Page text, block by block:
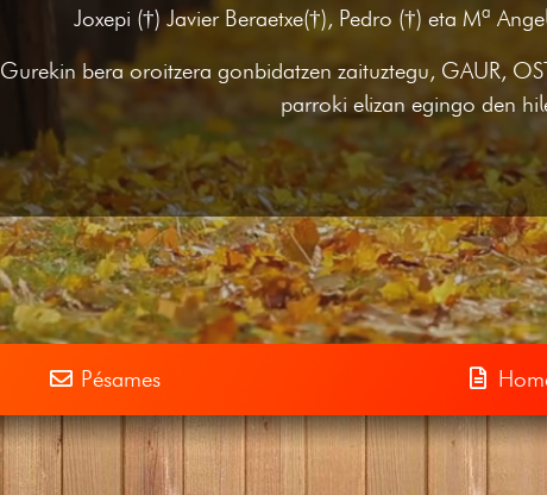
Joxepi (†) Javier Beraetxe(†), Pedro (†) eta Mª
Gurekin bera oroitzera gonbidatzen zaituztegu, GAUR,
parroki elizan egingo den
Pésames